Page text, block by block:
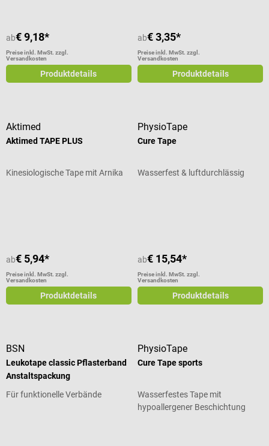
ab€ 9,18*
Preise inkl. MwSt. zzgl.
Versandkosten
Produktdetails
ab€ 3,35*
Preise inkl. MwSt. zzgl.
Versandkosten
Produktdetails
Aktimed
Aktimed TAPE PLUS
Kinesiologische Tape mit Arnika
ab€ 5,94*
Preise inkl. MwSt. zzgl.
Versandkosten
Produktdetails
PhysioTape
Cure Tape
Wasserfest & luftdurchlässig
ab€ 15,54*
Preise inkl. MwSt. zzgl.
Versandkosten
Produktdetails
BSN
Leukotape classic Pflasterband
Anstaltspackung
Für funktionelle Verbände
PhysioTape
Cure Tape sports
Wasserfestes Tape mit
hypoallergener Beschichtung